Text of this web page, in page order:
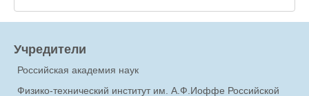
Учредители
Российская академия наук
Физико-технический институт им. А.Ф.Иоффе Российской